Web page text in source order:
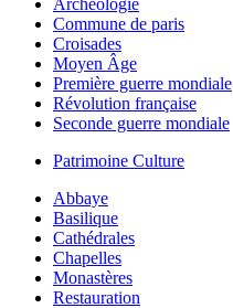
Archéologie
Commune de paris
Croisades
Moyen Âge
Première guerre mondiale
Révolution française
Seconde guerre mondiale
Patrimoine Culture
Abbaye
Basilique
Cathédrales
Chapelles
Monastères
Restauration